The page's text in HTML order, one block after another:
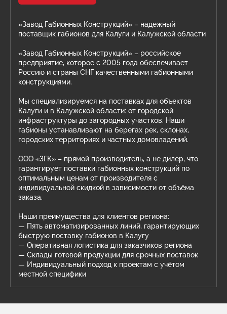
«Завод Габионных Конструкций» – надёжный
поставщик габионов для Калуги и Калужской области
«Завод Габионных Конструкций» – российское
предприятие, которое с 2005 года обеспечивает
Россию и страны СНГ качественными габионными
конструкциями.
Мы специализируемся на поставках для объектов
Калуги и в Калужской области: от городской
инфраструктуры до загородных участков. Наши
габионы устанавливают на берегах рек, склонах,
городских территориях и частных домовладений.
ООО «ЗГК» – прямой производитель, а не дилер, что
гарантирует поставки габионных конструкций по
оптимальным ценам от производителя с
индивидуальной скидкой в зависимости от объёма
заказа.
Наши преимущества для клиентов региона:
— Пять автоматизированных линий, гарантирующих
быструю поставку габионов в Калугу
— Оперативная логистика для заказчиков региона
— Склады готовой продукции для срочных поставок
— Индивидуальный подход к проектам с учётом
местной специфики